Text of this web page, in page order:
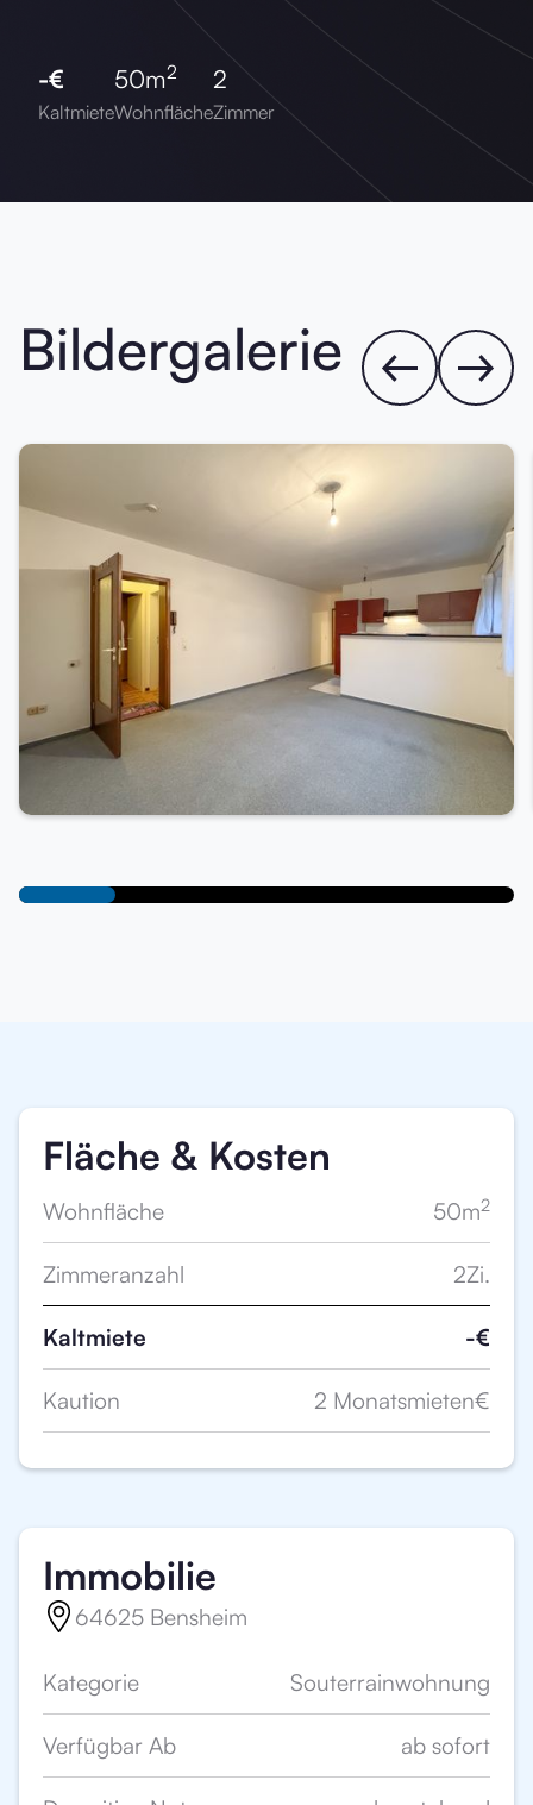
-€
Kaltmiete
50m2
Wohnfläche
2
Zimmer
Bildergalerie
Fläche & Kosten
Wohnfläche 50m2
Zimmeranzahl 2Zi.
Kaltmiete -€
Kaution 2 Monatsmieten€
Immobilie
64625 Bensheim
Kategorie Souterrainwohnung
Verfügbar Ab ab sofort